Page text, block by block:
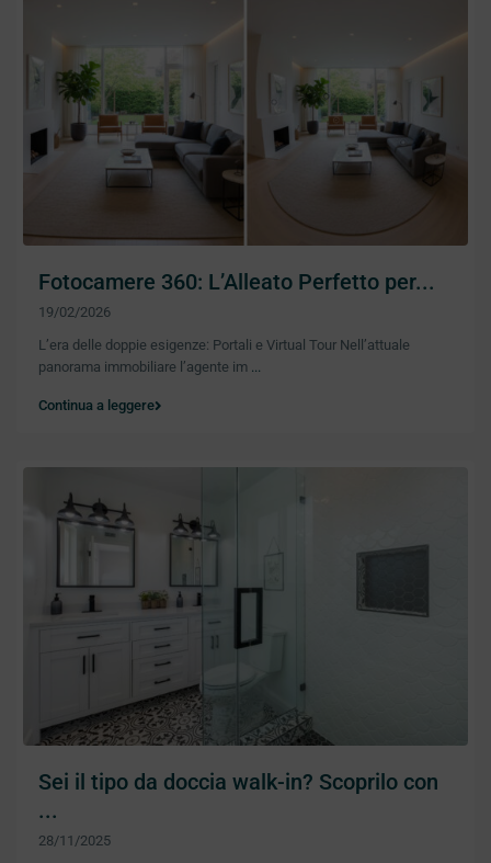
Fotocamere 360: L’Alleato Perfetto per...
19/02/2026
L’era delle doppie esigenze: Portali e Virtual Tour Nell’attuale
panorama immobiliare l’agente im ...
Continua a leggere
Sei il tipo da doccia walk-in? Scoprilo con
...
28/11/2025